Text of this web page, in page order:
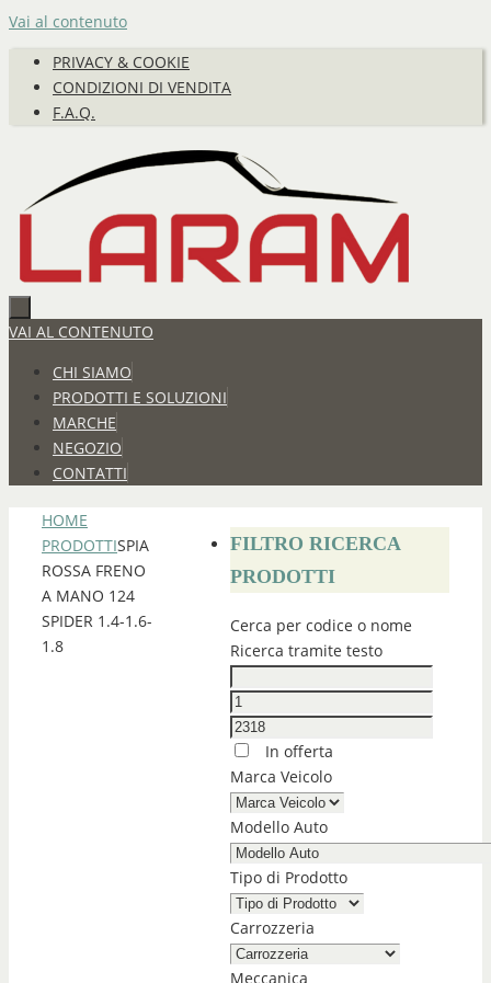
Vai al contenuto
PRIVACY & COOKIE
CONDIZIONI DI VENDITA
F.A.Q.
VAI AL CONTENUTO
CHI SIAMO
PRODOTTI E SOLUZIONI
MARCHE
NEGOZIO
CONTATTI
HOME
PRODOTTISPIA
ROSSA FRENO
A MANO 124
SPIDER 1.4-1.6-
1.8
FILTRO RICERCA
PRODOTTI
Cerca per codice o nome
Ricerca tramite testo
In offerta
Marca Veicolo
Modello Auto
Tipo di Prodotto
Carrozzeria
Meccanica